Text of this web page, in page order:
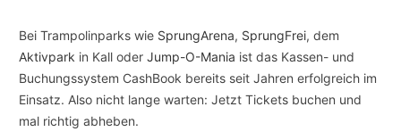
Bei Trampolinparks wie SprungArena, SprungFrei, dem
Aktivpark in Kall oder Jump-O-Mania ist das Kassen- und
Buchungssystem CashBook bereits seit Jahren erfolgreich im
Einsatz. Also nicht lange warten: Jetzt Tickets buchen und
mal richtig abheben.